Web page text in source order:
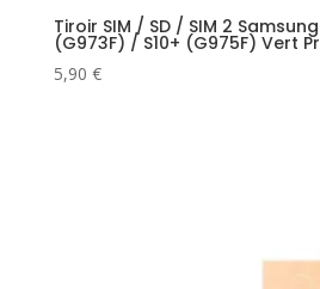
Tiroir SIM / SD / SIM 2
(G973F) / S10+ (G975F) Vert
5,90 €